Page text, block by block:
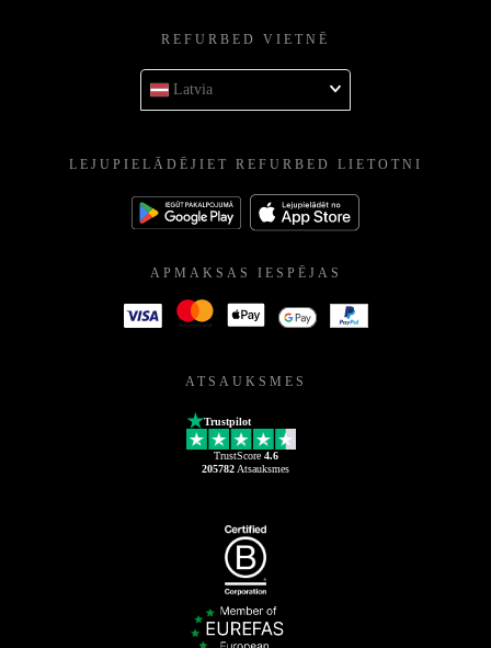
REFURBED VIETNĒ
Latvia
LEJUPIELĀDĒJIET REFURBED LIETOTNI
APMAKSAS IESPĒJAS
ATSAUKSMES
Trustpilot
TrustScore 4.6
205782 Atsauksmes